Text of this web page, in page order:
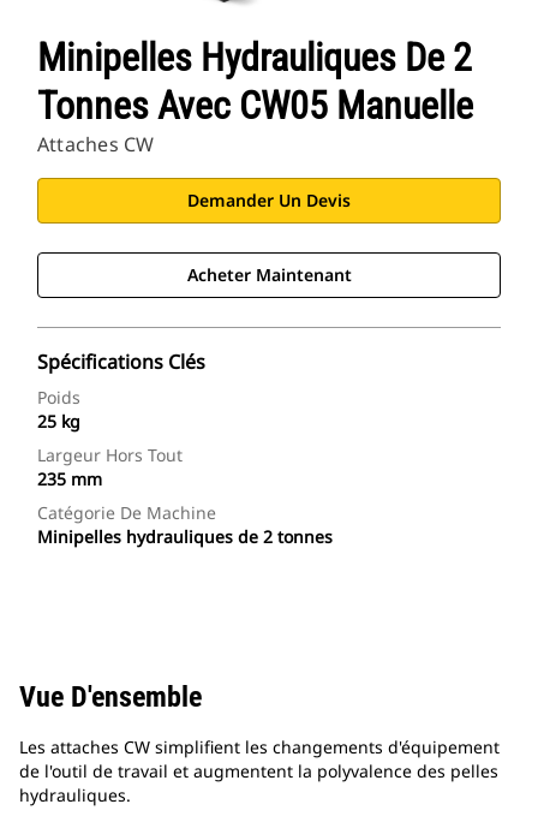
Minipelles Hydrauliques De 2
Tonnes Avec CW05 Manuelle
Attaches CW
Demander Un Devis
Acheter Maintenant
Spécifications Clés
Poids
25 kg
Largeur Hors Tout
235 mm
Catégorie De Machine
Minipelles hydrauliques de 2 tonnes
Vue D'ensemble
Les attaches CW simplifient les changements d'équipement
de l'outil de travail et augmentent la polyvalence des pelles
hydrauliques.